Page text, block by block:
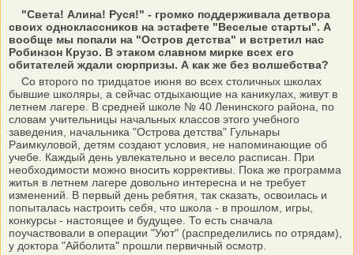
"Света! Алина! Руся!" - громко поддерживала детвора
своих одноклассников на эстафете "Веселые старты". А
вообще мы попали на "Остров детства" и встретил нас
Робинзон Крузо. В этаком славном мирке всех его
обитателей ждали сюрпризы. А как же без волшебства?
Со второго по тридцатое июня во всех столичных школах
бывшие школяры, а сейчас отдыхающие на каникулах, живут в
летнем лагере. В средней школе № 40 Ленинского района, по
словам учительницы начальных классов этого учебного
заведения, начальника "Острова детства" Гульнары
Раимкуловой, детям создают условия, не напоминающие об
учебе. Каждый день увлекательно и весело расписан. При
необходимости можно вносить коррективы. Пока же программа
житья в летнем лагере довольно интересна и не требует
изменений. В первый день ребятня, так сказать, освоилась и
попыталась настроить себя, что школа - в прошлом, игры,
конкурсы - настоящее и будущее. То есть сначала
поучаствовали в операции "Уют" (распределились по отрядам),
у доктора "Айболита" прошли первичный осмотр.